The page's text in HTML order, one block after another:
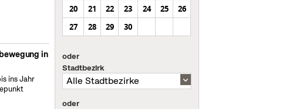
in
ins Jahr
20
21 22 23 24 25
26
27
28 29 30
oder
Stadtbezirk
oder